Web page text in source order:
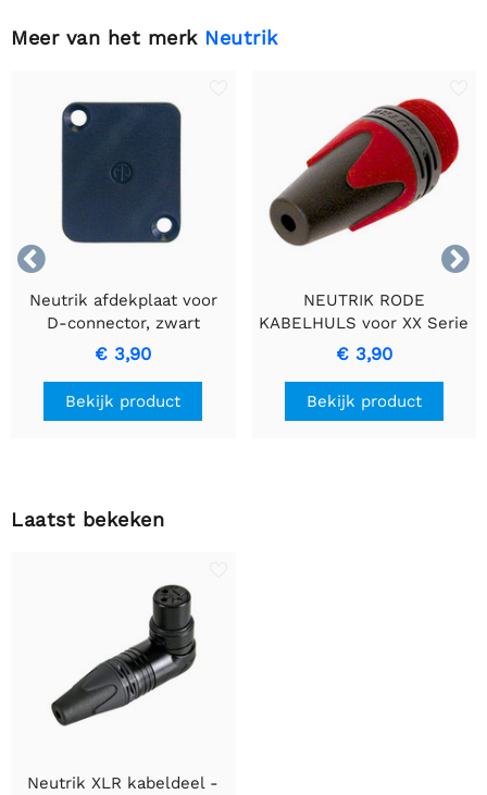
Meer van het merk Neutrik


Neutrik afdekplaat voor
D-connector, zwart
€ 3,90
Bekijk product
NEUTRIK RODE
KABELHULS voor XX Serie
- Duurzaamheid en Helder
Geluid
€ 3,90
Bekijk product
Laatst bekeken
Neutrik XLR kabeldeel -